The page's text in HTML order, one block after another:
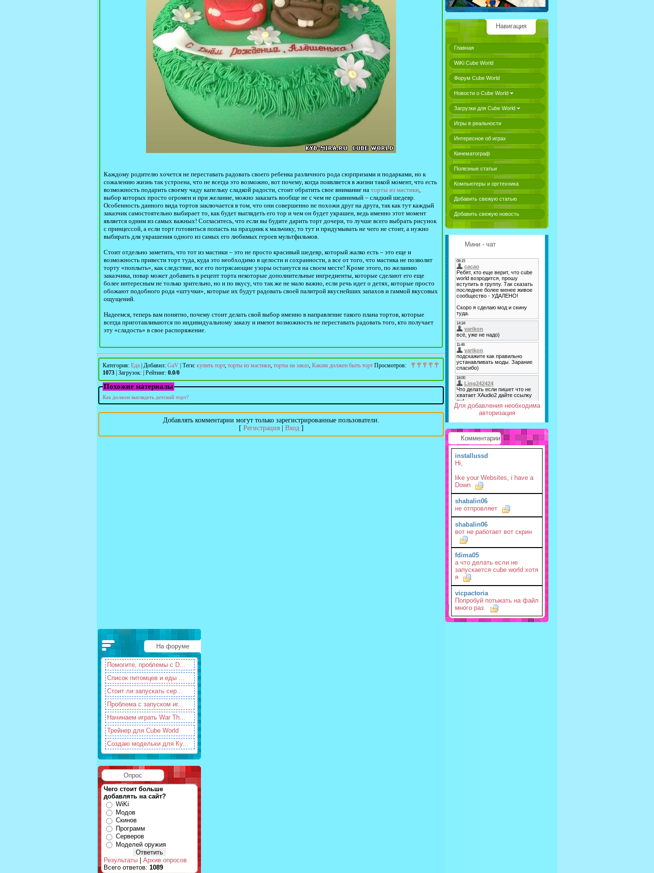
Каждому родителю хочется не переставать радовать своего ребенка различного рода сюрпризами и подарками, но к
сожалению жизнь так устроена, что не всегда это возможно, вот почему, когда появляется в жизни такой момент, что есть
возможность подарить своему чаду капельку сладкой радости, стоит обратить свое внимание на торты из мастики,
выбор которых просто огромен и при желание, можно заказать вообще не с чем не сравнимый – сладкий шедевр.
Особенность данного вида тортов заключается в том, что они совершенно не похожи друг на друга, так как тут каждый
заказчик самостоятельно выбирает то, как будет выглядеть его тор и чем он будет украшен, ведь именно этот момент
является одним из самых важных! Согласитесь, что если вы будите дарить торт дочери, то лучше всего выбрать рисунок
с принцессой, а если торт готовиться попасть на праздник к мальчику, то тут и придумывать не чего не стоит, а нужно
выбирать для украшения одного из самых его любимых героев мультфильмов.
Стоит отдельно заметить, что тот из мастики – это не просто красивый шедевр, который жалко есть – это еще и
возможность привести торт туда, куда это необходимо в целости и сохранности, а все от того, что мастика не позволит
торту «поплыть», как следствие, все его потрясающие узоры останутся на своем месте! Кроме этого, по желанию
заказчика, повар может добавить в рецепт торта некоторые дополнительные ингредиенты, которые сделают его еще
более интересным не только зрительно, но и по вкусу, что так же не мало важно, если речь идет о детях, которые просто
обожают подобного рода «штучки», которые их будут радовать своей палитрой вкуснейших запахов и гаммой вкусовых
ощущений.
Надеемся, теперь вам понятно, почему стоит делать свой выбор именно в направление такого плана тортов, которые
всегда приготавливаются по индивидуальному заказу и имеют возможность не переставать радовать того, кто получает
эту «сладость» в свое распоряжение.
Категория: Еда Добавил: GaV Теги: купить торт, торты из мастики, торты на заказ, Каким должен быть торт Просмотров:
1073 Загрузок: Рейтинг: 0.0/0
Похожие материалы
Как должен выглядеть детский торт?
Добавлять комментарии могут только зарегистрированные пользователи.
[ Регистрация| Вход]
Навигация
Главная
WiKi Cube World
Форум Cube World
Новости о Cube World
Загрузки для Cube World
Игры в реальности
Интересное об играх
Кинематограф
Полезные статьи
Компьютеры и оргтехника
Добавить свежую статью
Добавить свежую новость
Мини - чат
Для добавления необходима
авторизация
Комментарии
installussd
Hi,
like your Websites, i have a
Down
shabalin06
не отпровляет
shabalin06
вот не работает вот скрин
fdima05
а что делать если не
запускается cube world хотя
я
vicpactoria
Попробуй потыкать на файл
много раз.
На форуме
Помогите, проблемы с D...
Список питомцев и еды ...
Стоит ли запускать сер...
Проблема с запуском иг...
Начинаем играть War Th...
Трейнер для Cube World
Создаю модельки для Ку...
Опрос
Чего стоит больше
добавлять на сайт?
WiKi
Модов
Скинов
Программ
Серверов
Моделей оружия
Результаты
Архив опросов
Всего ответов: 1089